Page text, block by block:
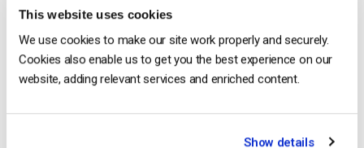
This website uses cookies
We use cookies to make our site work properly and securely.
Cookies also enable us to get you the best experience on our
website, adding relevant services and enriched content.
Show details
sviluppo iniziale; gran parte dei costi di un canale OTT è
costituita dalla manutenzione e dagli aggiornamenti continui
per mantenere il funzionamento corretto.
riguarda la tecnologiadei servizi di streaming, dovrete
aggiornare e innovare continuamente la vostra piattaforma